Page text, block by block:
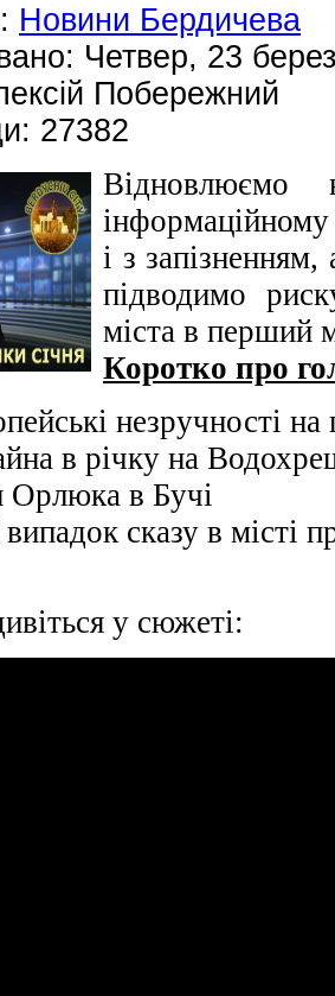
Новини Бердичева
Четвер, 23
Побережний
27382
Відновлюємо
і з
підводимо
міста в перший
Коротко про
незручності на
в річку на
Орлюка в Бучі
сказу в місті
у сюжеті: